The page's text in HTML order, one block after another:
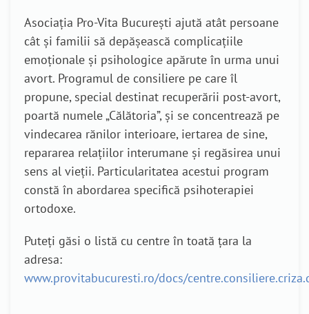
Asociația Pro-Vita București ajută atât persoane
cât și familii să depășească complicațiile
emoționale și psihologice apărute în urma unui
avort. Programul de consiliere pe care îl
propune, special destinat recuperării post-avort,
poartă numele „Călătoria”, și se concentrează pe
vindecarea rănilor interioare, iertarea de sine,
repararea relațiilor interumane și regăsirea unui
sens al vieții. Particularitatea acestui program
constă în abordarea specifică psihoterapiei
ortodoxe.
Puteți găsi o listă cu centre în toată țara la
adresa:
www.provitabucuresti.ro/docs/